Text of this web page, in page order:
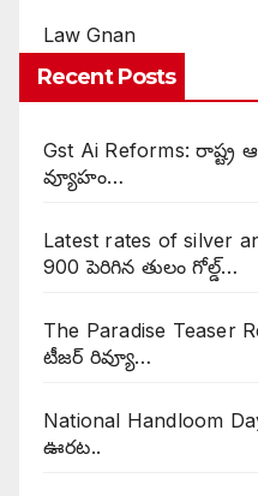
Law Gnan
Recent Posts
Gst Ai Reforms: రాష్ట్ర
వ్యూహం…
Latest rates of silver
900 పెరిగిన తులం గోల్డ్…
The Paradise Teaser
టీజర్ రివ్యూ…
National Handloom
ఊరట..